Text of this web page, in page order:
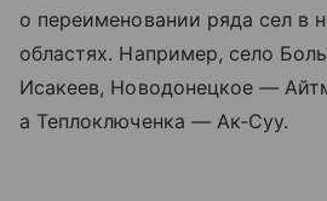
о переименовании ряда сел в
областях. Например, село
Исакеев, Новодонецкое —
а Теплоключенка — Ак-Суу.